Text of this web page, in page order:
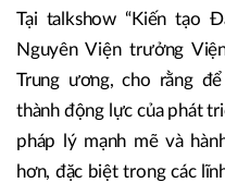
Tại talkshow “Kiến tạo
Nguyên Viện trưởng
Trung ương, cho rằng
thành động lực của phát
pháp lý mạnh mẽ và
hơn, đặc biệt trong các